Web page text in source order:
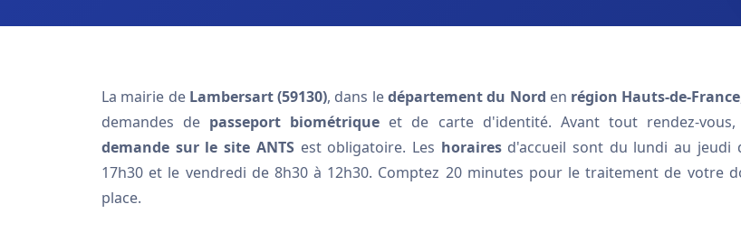
La mairie de Lambersart (59130), dans ledépartement du Nord en région Hauts-de-France
demandes de passeport biométrique et de carte d'identité. Avant tout rendez-
demande sur le site ANTSest obligatoire. Les horairesd'accueil sont du lundi au jeudi
17h30 et le vendredi de 8h30 à 12h30. Comptez 20 minutes pour le traitement de votre
place.